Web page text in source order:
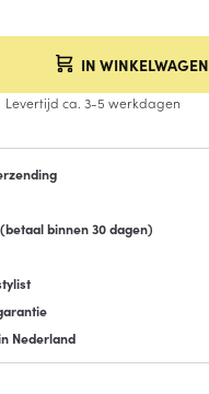
IN WINKELWAGEN
Levertijd ca. 3-5 werkdagen
betaal binnen 30 dagen)
Nederland